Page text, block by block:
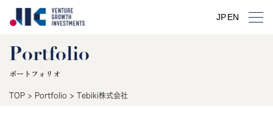
JPEN
Portfolio
ポートフォリオ
TOP > Portfolio > Tebiki株式会社